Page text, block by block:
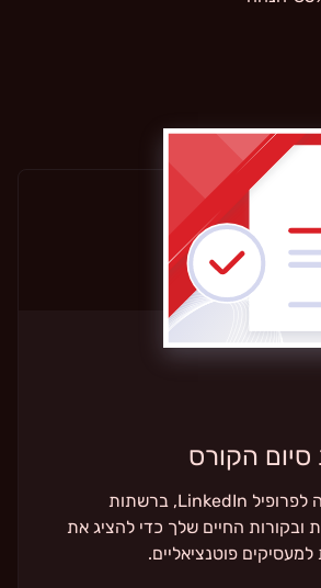
הקורס
הוסיפו את התעודה לפרופיל LinkedIn, ברשתות
ובקורות החיים שלך כדי להציג את
למעסיקים פוטנציאליים.